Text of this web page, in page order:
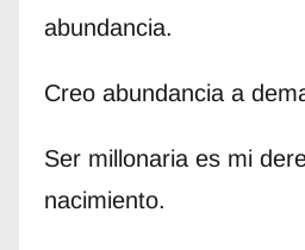
abundancia.
Creo abundancia a
Ser millonaria es mi
nacimiento.